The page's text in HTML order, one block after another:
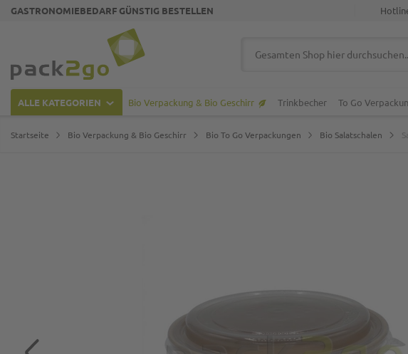
GASTRONOMIEBEDARF GÜNSTIG BESTELLEN
ALLE KATEGORIEN Bio Verpackung & Bio Geschirr Trinkbecher To Go
Startseite Bio Verpackung & Bio Geschirr Bio To Go Verpackungen Bio Salatschalen